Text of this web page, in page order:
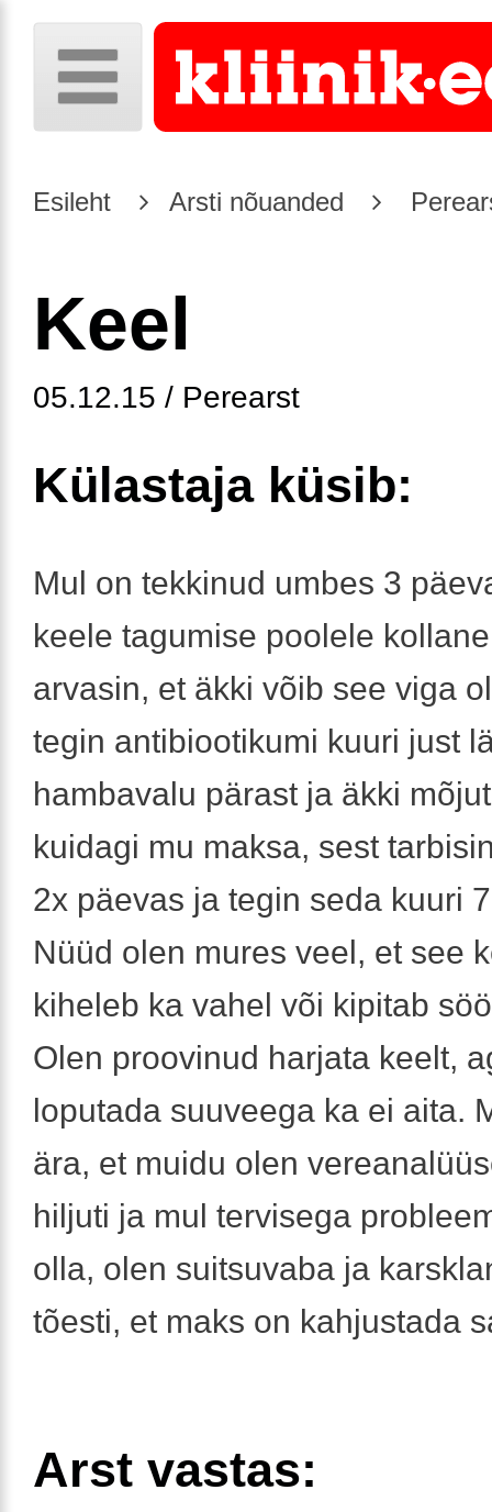
Esileht Arsti nõuanded
Keel
05.12.15 / Perearst
Külastaja küsib:
Mul on tekkinud umbes 3
keele tagumise poolele
arvasin, et äkki võib see viga
tegin antibiootikumi kuuri just
hambavalu pärast ja äkki
kuidagi mu maksa, sest
2x päevas ja tegin seda kuuri
Nüüd olen mures veel, et see
kiheleb ka vahel või kipitab
Olen proovinud harjata keelt,
loputada suuveega ka ei aita.
ära, et muidu olen
hiljuti ja mul tervisega
olla, olen suitsuvaba ja
tõesti, et maks on kahjustada
Arst vastas: